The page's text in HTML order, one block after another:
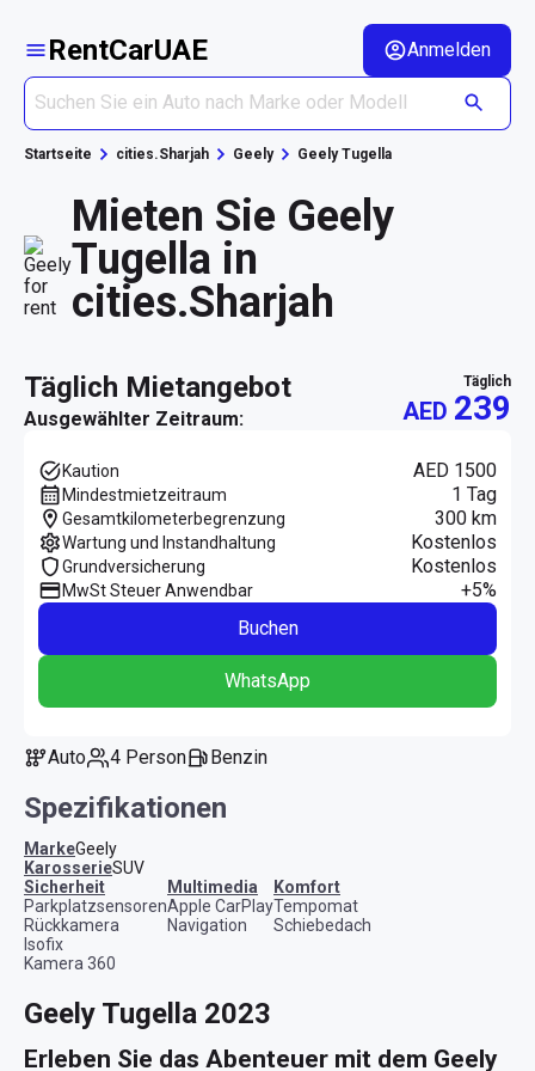
RentCarUAE Anmelden
Startseite cities.Sharjah Geely Geely Tugella
Mieten Sie Geely
Tugella in
cities.Sharjah
täglich Mietangebot
Ausgewählter Zeitraum:
täglich
AED 239
Kaution AED 1500
Mindestmietzeitraum 1 Tag
Gesamtkilometerbegrenzung 300 km
Wartung und Instandhaltung Kostenlos
Grundversicherung Kostenlos
MwSt Steuer Anwendbar
+5%
Buchen
WhatsApp
Auto 4 Person Benzin
Spezifikationen
MarkeGeely
KarosserieSUV
Sicherheit
Parkplatzsensoren
Rückkamera
Isofix
Kamera 360
Multimedia
Apple CarPlay
Navigation
Komfort
Tempomat
Schiebedach
Geely Tugella 2023
Erleben Sie das Abenteuer mit dem Geely